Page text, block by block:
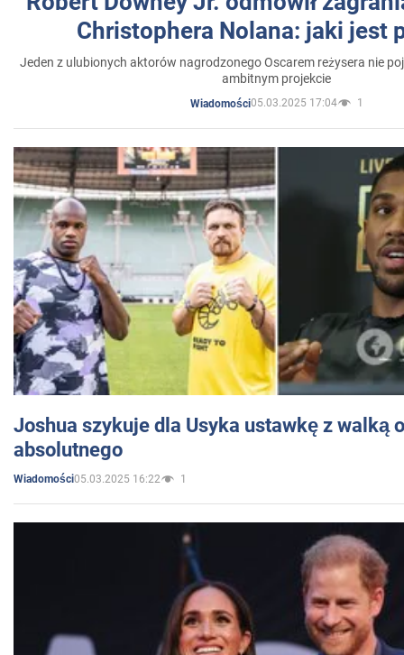
Christophera Nolana: jaki jest
Jeden z ulubionych aktorów nagrodzonego Oscarem reżysera nie
ambitnym projekcie
Wiadomości05.03.2025 17:04 1
Joshua szykuje dla Usyka ustawkę z walką
absolutnego
Wiadomości05.03.2025 16:22 1